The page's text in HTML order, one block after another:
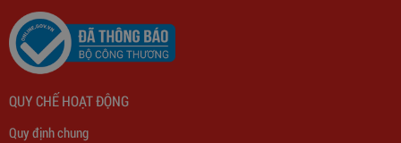
QUY CHẾ HOẠT ĐỘNG
Quy định chung